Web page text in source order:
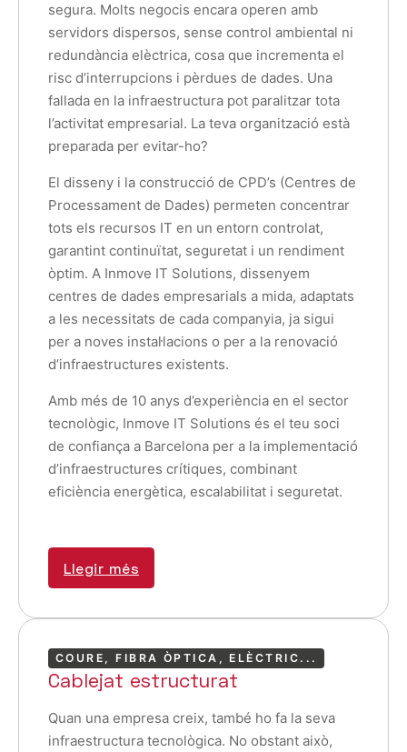
segura. Molts negocis encara operen amb
servidors dispersos, sense control ambiental ni
redundància elèctrica, cosa que incrementa el
risc d’interrupcions i pèrdues de dades. Una
fallada en la infraestructura pot paralitzar tota
l’activitat empresarial. La teva organització està
preparada per evitar-ho?
El disseny i la construcció de CPD’s (Centres de
Processament de Dades) permeten concentrar
tots els recursos IT en un entorn controlat,
garantint continuïtat, seguretat i un rendiment
òptim. A Inmove IT Solutions, dissenyem
centres de dades empresarials a mida, adaptats
a les necessitats de cada companyia, ja sigui
per a noves instal·lacions o per a la renovació
d’infraestructures existents.
Amb més de 10 anys d’experiència en el sector
tecnològic, Inmove IT Solutions és el teu soci
de confiança a Barcelona per a la implementació
d’infraestructures crítiques, combinant
eficiència energètica, escalabilitat i seguretat.
Llegir més
COURE, FIBRA ÒPTICA, ELÈCTRIC...
Cablejat estructurat
Quan una empresa creix, també ho fa la seva
infraestructura tecnològica. No obstant això,